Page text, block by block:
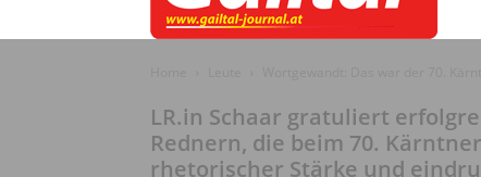
LR.in Schaar gratuliert
Rednern, die beim 70.
rhetorischer Stärke und